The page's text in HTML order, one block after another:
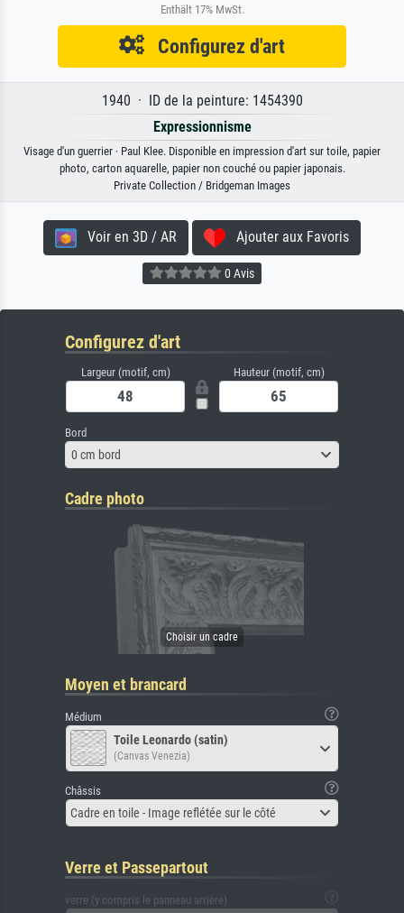
Enthält 17% MwSt.
Configurez d'art
1940 · ID de la peinture: 1454390
Expressionnisme
Visage d'un guerrier · Paul Klee. Disponible en impression d'art sur toile, papier
photo, carton aquarelle, papier non couché ou papier japonais.
Private Collection / Bridgeman Images
Voir en 3D / AR Ajouter aux Favoris
0 Avis
Configurez d'art
Largeur (motif, cm) Hauteur (motif, cm)
Bord
0 cm bord
Cadre photo
Moyen et brancard
Médium
Toile Leonardo (satin)
(Canvas Venezia)
Châssis
Cadre en toile - Image reflétée sur le côté
Verre et Passepartout
verre (y compris le panneau arrière)